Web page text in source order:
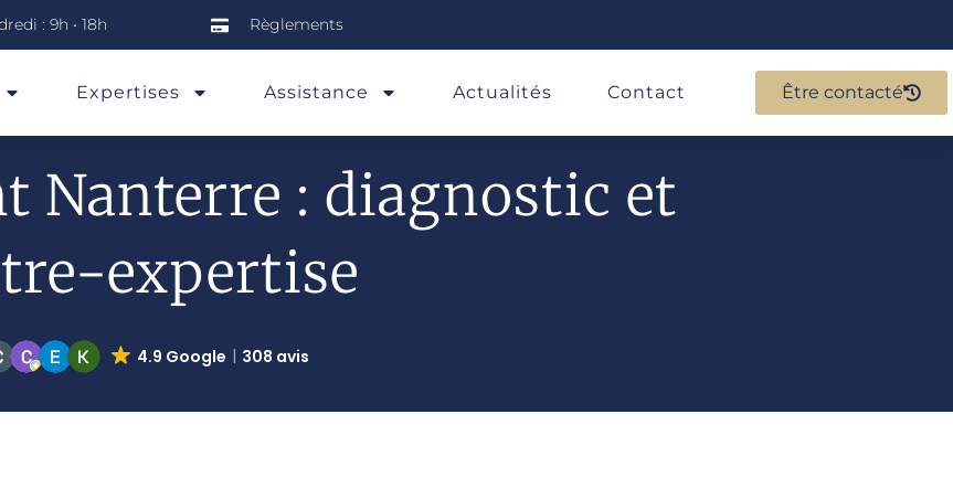
: 9h • 18h Règlements
Expertises Assistance Actualités Contact Être contacté
Nanterre : diagnostic et
expertise
4.9 Google 308 avis